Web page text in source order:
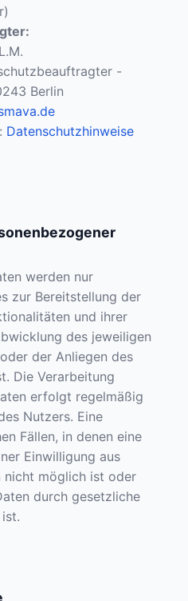
-
Berlin
Datenschutzhinweise
werden nur
zur Bereitstellung der
und ihrer
des jeweiligen
der Anliegen des
Die Verarbeitung
erfolgt regelmäßig
Nutzers. Eine
Fällen, in denen eine
Einwilligung aus
nicht möglich ist oder
durch gesetzliche